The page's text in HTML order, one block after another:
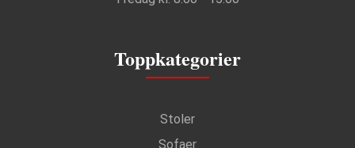
Toppkategorier
Stoler
Sofaer